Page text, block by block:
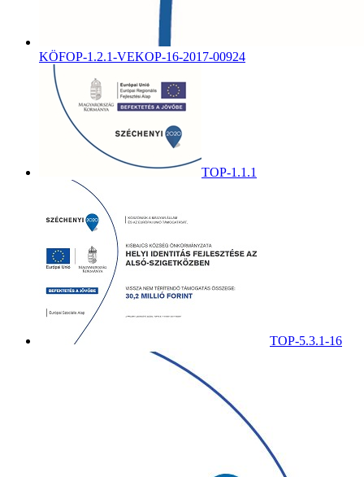
KÖFOP-1.2.1-VEKOP-16-2017-00924
TOP-1.1.1
TOP-5.3.1-16